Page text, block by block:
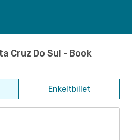
Cruz Do Sul - Book
Enkeltbillet